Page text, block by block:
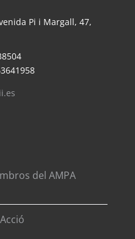
Pi i Margall, 47,
del AMPA